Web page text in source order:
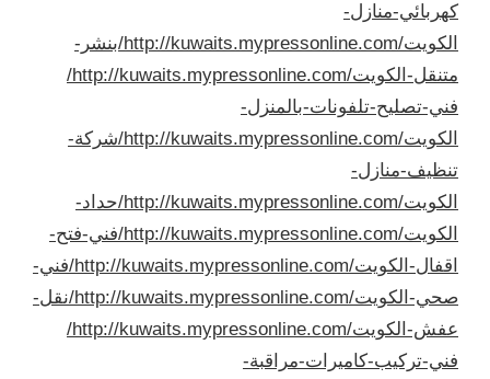
كهربائي-منازل-
الكويت/
http://kuwaits.mypressonline.com/بنشر-
متنقل-الكويت/
http://kuwaits.mypressonline.com/
فني-تصليح-تلفونات-بالمنزل-
الكويت/
http://kuwaits.mypressonline.com/شركة-
تنظيف-منازل-
الكويت/
http://kuwaits.mypressonline.com/حداد-
الكويت/
http://kuwaits.mypressonline.com/فني-فتح-
اقفال-الكويت/
http://kuwaits.mypressonline.com/فني-
صحي-الكويت/
http://kuwaits.mypressonline.com/نقل-
عفش-الكويت/
http://kuwaits.mypressonline.com/
فني-تركيب-كاميرات-مراقبة-